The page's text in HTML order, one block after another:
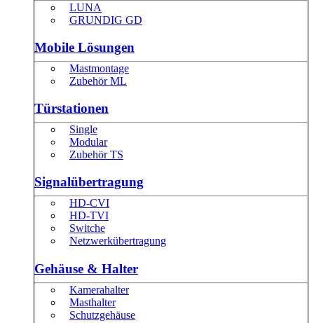
LUNA
GRUNDIG GD
Mobile Lösungen
Mastmontage
Zubehör ML
Türstationen
Single
Modular
Zubehör TS
Signalübertragung
HD-CVI
HD-TVI
Switche
Netzwerkübertragung
Gehäuse & Halter
Kamerahalter
Masthalter
Schutzgehäuse